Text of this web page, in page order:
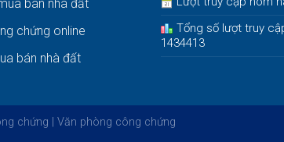
bán nhà đất
chứng online
bán nhà đất
Tổng số lượt truy
1434413
chứng Văn phòng công chứng